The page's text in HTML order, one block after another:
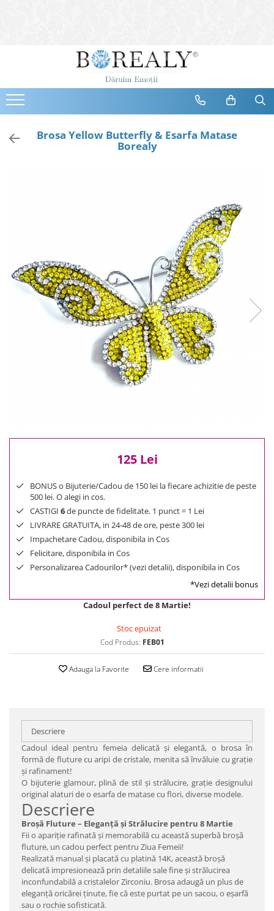
Bijuterii
Cercei
Bratari
Coliere
Selectii
Reduceri
Cele mai noi
Cele mai vandute
Brosa Yellow Butterfly & Esarfa Matase
Borealy
125 Lei
BONUS o Bijuterie/Cadou de 150 lei la fiecare achizitie de peste
500 lei. O alegi in cos.
CASTIGI 6de puncte de fidelitate. 1 punct = 1 Lei
LIVRARE GRATUITA, in 24-48 de ore, peste 300 lei
Impachetare Cadou, disponibila in Cos
Felicitare, disponibila in Cos
Personalizarea Cadourilor* (vezi detalii), disponibila in Cos
*Vezi detalii bonus
Cadoul perfect de 8 Martie!
Stoc epuizat
Cod Produs: FEB01
Adauga la Favorite Cere informatii
Descriere
Cadoul ideal pentru femeia delicată şi elegantă, o brosa în
formă de fluture cu aripi de cristale, menita să învăluie cu graţie
şi rafinament!
O bijuterie glamour, plină de stil şi strălucire, graţie designului
original alaturi de o esarfa de matase cu flori, diverse modele.
Descriere
Broșă Fluture – Eleganță și Strălucire pentru 8 Martie
Fii o apariție rafinată și memorabilă cu această superbă broșă
fluture, un cadou perfect pentru Ziua Femeii!
Realizată manual și placată cu platină 14K, această broșă
delicată impresionează prin detaliile sale fine și strălucirea
inconfundabilă a cristalelor Zirconiu. Brosa adaugă un plus de
eleganță oricărei ținute, fie că este purtat pe un sacou, o eșarfă
sau o rochie sofisticată.